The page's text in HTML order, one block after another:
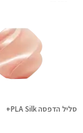
סליל הדפסה PLA Silk+